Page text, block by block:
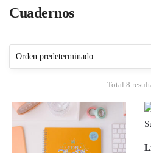
Cuadernos
Total 8